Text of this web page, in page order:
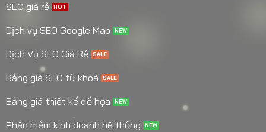
SEO giá rẻ
Dịch vụ SEO Google Map
Dịch Vụ SEO Giá Rẻ
Bảng giá SEO từ khoá
Bảng giá thiết kế đồ họa
Phần mềm kinh doanh hệ thống